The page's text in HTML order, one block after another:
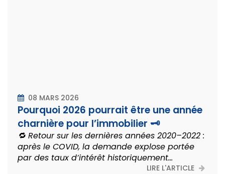
08 MARS 2026
Pourquoi 2026 pourrait être une année
charnière pour l’immobilier 🗝️
🔁 Retour sur les dernières années 2020–2022 :
après le COVID, la demande explose portée
par des taux d’intérêt historiquement...
LIRE L'ARTICLE